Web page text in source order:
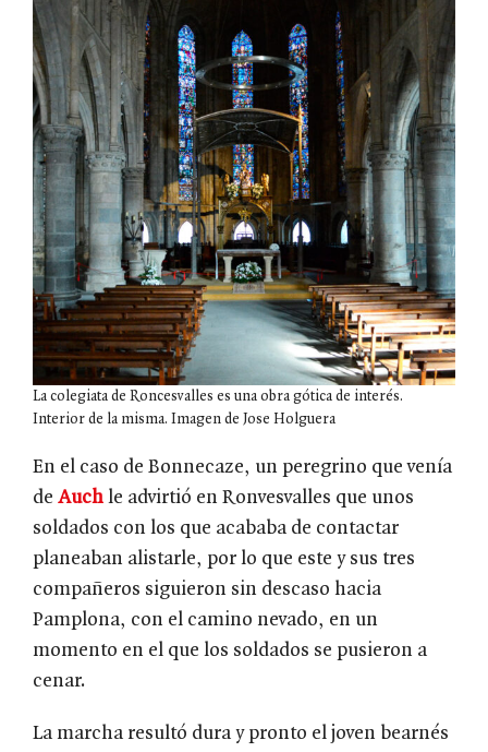
La colegiata de Roncesvalles es una obra gótica de interés.
Interior de la misma. Imagen de Jose Holguera
En el caso de Bonnecaze, un peregrino que venía
de Auch le advirtió en Ronvesvalles que unos
soldados con los que acababa de contactar
planeaban alistarle, por lo que este y sus tres
compañeros siguieron sin descaso hacia
Pamplona, con el camino nevado, en un
momento en el que los soldados se pusieron a
cenar.
La marcha resultó dura y pronto el joven bearnés